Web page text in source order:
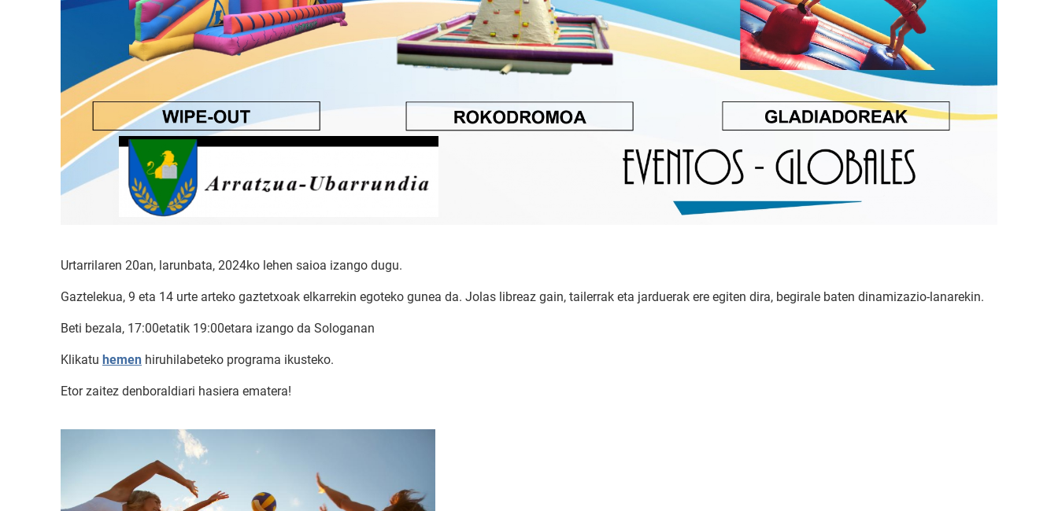
Urtarrilaren 20an, larunbata, 2024ko lehen saioa izango dugu.
Gaztelekua, 9 eta 14 urte arteko gaztetxoak elkarrekin egoteko gunea da. Jolas libreaz gain, tailerrak eta jarduerak ere egiten dira, begirale baten dinamizazio-lanarekin.
Beti bezala, 17:00etatik 19:00etara izango da Sologanan
Klikatu hemen hiruhilabeteko programa ikusteko.
Etor zaitez denboraldiari hasiera ematera!